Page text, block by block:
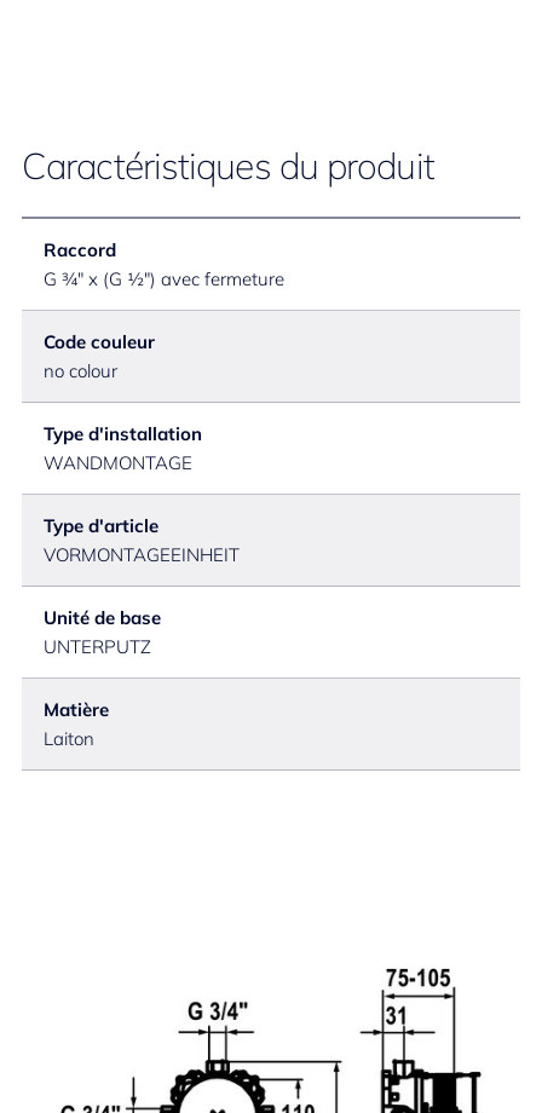
Caractéristiques du produit
Raccord
G ¾" x (G ½") avec fermeture
Code couleur
no colour
Type d'installation
WANDMONTAGE
Type d'article
VORMONTAGEEINHEIT
Unité de base
UNTERPUTZ
Matière
Laiton